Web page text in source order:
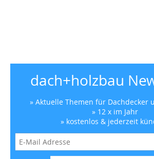
dach+holzbau
» Aktuelle Themen für Dachdecker
» 12 x im Jahr
» kostenlos & jederzeit